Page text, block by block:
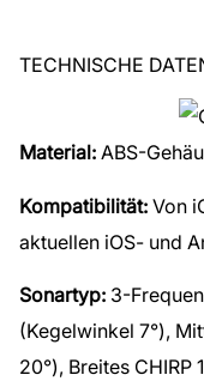
TECHNISCHE
Material: ABS-
Kompatibilität: Von
aktuellen iOS- und
Sonartyp: 3-
(Kegelwinkel 7°),
20°), Breites CHIRP